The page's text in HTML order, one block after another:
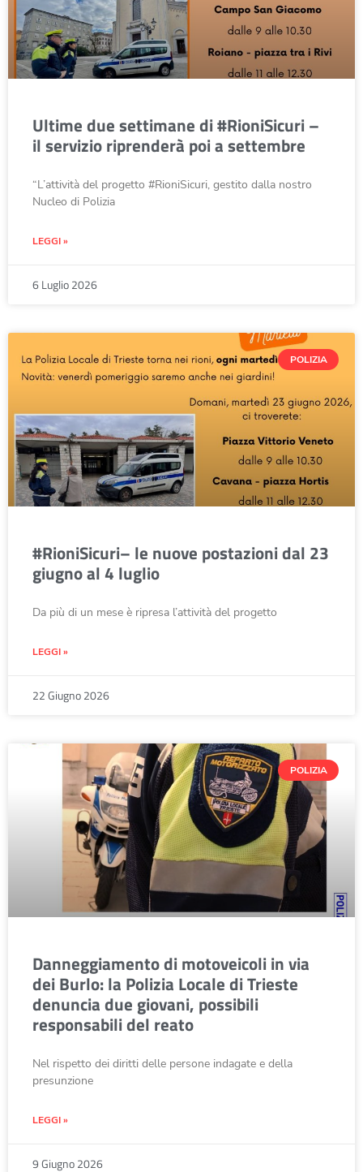
Ultime due settimane di #RioniSicuri –
il servizio riprenderà poi a settembre
“L’attività del progetto #RioniSicuri, gestito dalla nostro
Nucleo di Polizia
LEGGI »
6 Luglio 2026
POLIZIA
#RioniSicuri– le nuove postazioni dal 23
giugno al 4 luglio
Da più di un mese è ripresa l’attività del progetto
LEGGI »
22 Giugno 2026
POLIZIA
Danneggiamento di motoveicoli in via
dei Burlo: la Polizia Locale di Trieste
denuncia due giovani, possibili
responsabili del reato
Nel rispetto dei diritti delle persone indagate e della
presunzione
LEGGI »
9 Giugno 2026